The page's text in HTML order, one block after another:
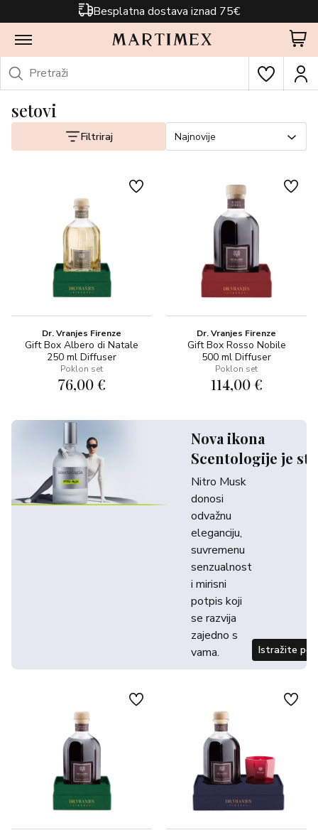
Besplatna dostava iznad 75€
setovi
Filtriraj Najnovije
Dr. Vranjes Firenze
Gift Box Albero di Natale
250 ml Diffuser
Poklon set
76,00 €
Dr. Vranjes Firenze
Gift Box Rosso Nobile
500 ml Diffuser
Poklon set
114,00 €
Nova ikona
Scentologije je
Nitro Musk
donosi
odvažnu
eleganciju,
suvremenu
senzualnost
i mirisni
potpis koji
se razvija
zajedno s
vama.
Istražite